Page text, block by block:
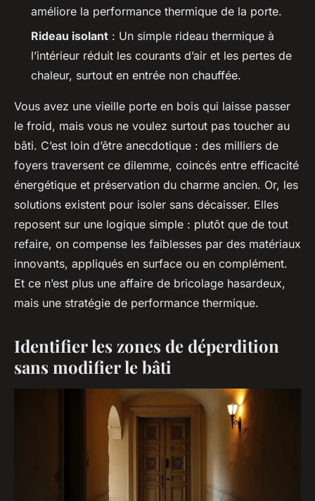
améliore la performance thermique de la porte.
Rideau isolant : Un simple rideau thermique à
l’intérieur réduit les courants d’air et les pertes de
chaleur, surtout en entrée non chauffée.
Vous avez une vieille porte en bois qui laisse passer
le froid, mais vous ne voulez surtout pas toucher au
bâti. C’est loin d’être anecdotique : des milliers de
foyers traversent ce dilemme, coincés entre efficacité
énergétique et préservation du charme ancien. Or, les
solutions existent pour isoler sans décaisser. Elles
reposent sur une logique simple : plutôt que de tout
refaire, on compense les faiblesses par des matériaux
innovants, appliqués en surface ou en complément.
Et ce n’est plus une affaire de bricolage hasardeux,
mais une stratégie de performance thermique.
Identifier les zones de déperdition
sans modifier le bâti